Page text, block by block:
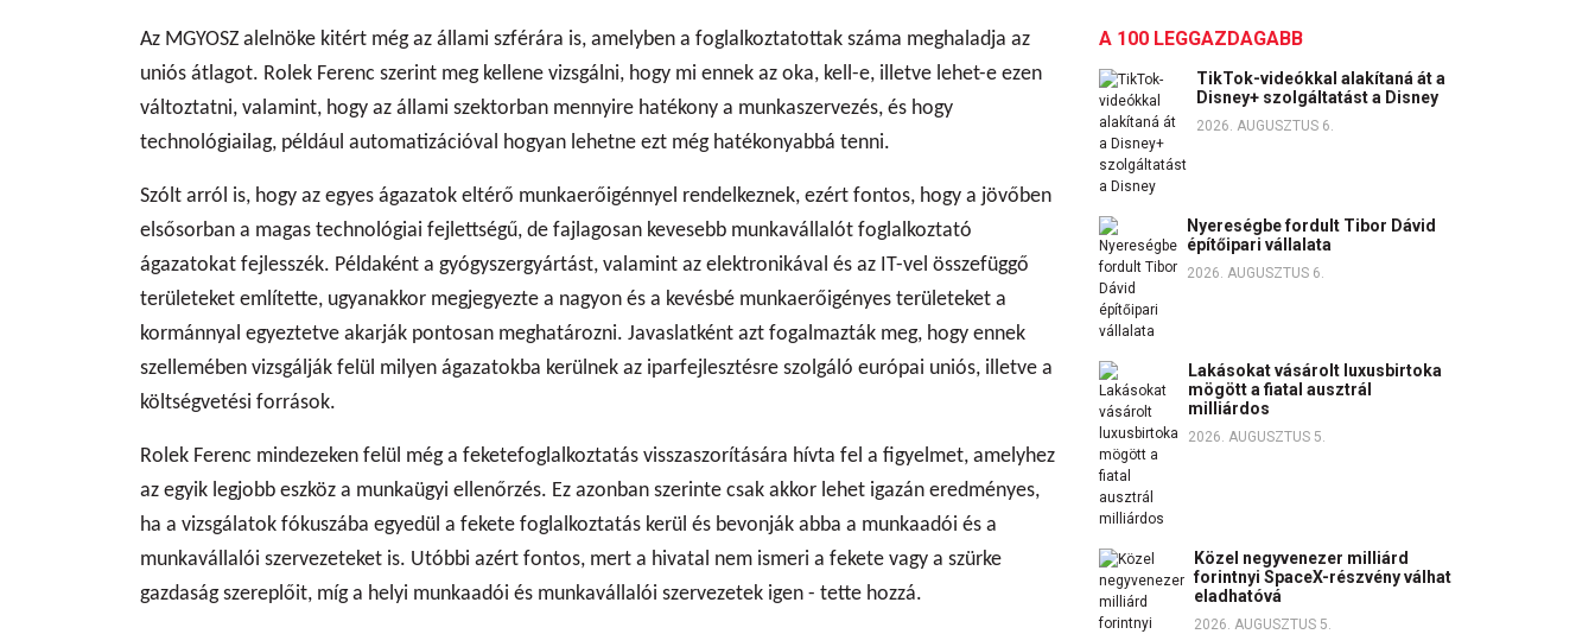
Az MGYOSZ alelnöke kitért még az állami szférára is, amelyben a foglalkoztatottak száma meghaladja az
uniós átlagot. Rolek Ferenc szerint meg kellene vizsgálni, hogy mi ennek az oka, kell-e, illetve lehet-e ezen
változtatni, valamint, hogy az állami szektorban mennyire hatékony a munkaszervezés, és hogy
technológiailag, például automatizációval hogyan lehetne ezt még hatékonyabbá tenni.
Szólt arról is, hogy az egyes ágazatok eltérő munkaerőigénnyel rendelkeznek, ezért fontos, hogy a jövőben
elsősorban a magas technológiai fejlettségű, de fajlagosan kevesebb munkavállalót foglalkoztató
ágazatokat fejlesszék. Példaként a gyógyszergyártást, valamint az elektronikával és az IT-vel összefüggő
területeket említette, ugyanakkor megjegyezte a nagyon és a kevésbé munkaerőigényes területeket a
kormánnyal egyeztetve akarják pontosan meghatározni. Javaslatként azt fogalmazták meg, hogy ennek
szellemében vizsgálják felül milyen ágazatokba kerülnek az iparfejlesztésre szolgáló európai uniós, illetve a
költségvetési források.
Rolek Ferenc mindezeken felül még a feketefoglalkoztatás visszaszorítására hívta fel a figyelmet, amelyhez
az egyik legjobb eszköz a munkaügyi ellenőrzés. Ez azonban szerinte csak akkor lehet igazán eredményes,
ha a vizsgálatok fókuszába egyedül a fekete foglalkoztatás kerül és bevonják abba a munkaadói és a
munkavállalói szervezeteket is. Utóbbi azért fontos, mert a hivatal nem ismeri a fekete vagy a szürke
gazdaság szereplőit, míg a helyi munkaadói és munkavállalói szervezetek igen - tette hozzá.
A 100 LEGGAZDAGABB
TikTok-videókkal alakítaná át a
Disney+ szolgáltatást a Disney
2026. AUGUSZTUS 6.
Nyereségbe fordult Tibor Dávid
építőipari vállalata
2026. AUGUSZTUS 6.
Lakásokat vásárolt luxusbirtoka
mögött a fiatal ausztrál
milliárdos
2026. AUGUSZTUS 5.
Közel negyvenezer milliárd
forintnyi SpaceX-részvény válhat
eladhatóvá
2026. AUGUSZTUS 5.